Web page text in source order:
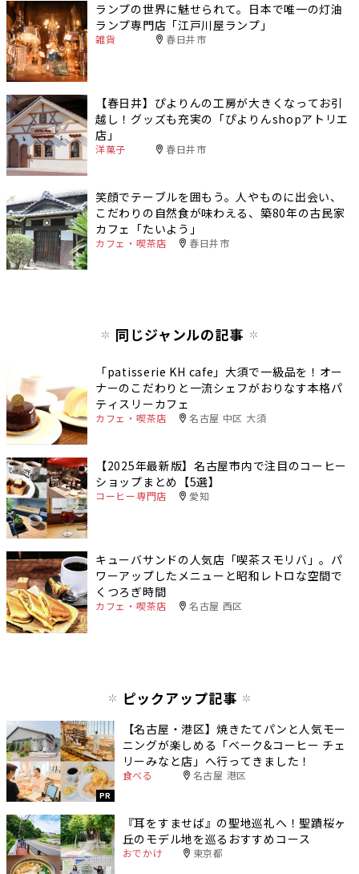
ランプの世界に魅せられて。日本で唯一の灯油
ランプ専門店「江戸川屋ランプ」
雑貨 春日井市
【春日井】ぴよりんの工房が大きくなってお引
越し！グッズも充実の「ぴよりんshopアトリエ
店」
洋菓子 春日井市
笑顔でテーブルを囲もう。人やものに出会い、
こだわりの自然食が味わえる、築80年の古民家
カフェ「たいよう」
カフェ・喫茶店 春日井市
同じジャンルの記事
「patisserie KH cafe」大須で一級品を！オー
ナーのこだわりと一流シェフがおりなす本格パ
ティスリーカフェ
カフェ・喫茶店 名古屋 中区 大須
【2025年最新版】名古屋市内で注目のコーヒー
ショップまとめ【5選】
コーヒー専門店 愛知
キューバサンドの人気店「喫茶スモリバ」。パ
ワーアップしたメニューと昭和レトロな空間で
くつろぎ時間
カフェ・喫茶店 名古屋 西区
ピックアップ記事
PR
【名古屋・港区】焼きたてパンと人気モー
ニングが楽しめる「ベーク&コーヒー チェ
リーみなと店」へ行ってきました！
食べる 名古屋 港区
『耳をすませば』の聖地巡礼へ！聖蹟桜ヶ
丘のモデル地を巡るおすすめコース
おでかけ 東京都